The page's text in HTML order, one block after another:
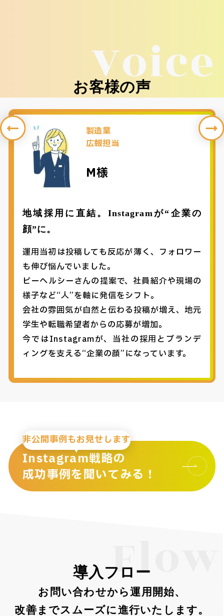
Voice
お客様の声
製造業
広報担当
M様
地域採用に直結。Instagramが“企業の
顔”に。
運用当初は投稿しても反応が薄く、フォロワー
も伸び悩んでいました。
ビーヘルシーさんの提案で、社員紹介や現場の
様子など“人”を軸に発信をシフト。
会社の雰囲気が自然と伝わる投稿が増え、地元
学生や転職希望者からの応募が増加。
今ではInstagramが、当社の採用とブランデ
ィングを支える“企業の顔”になっています。
非公開事例もお見せします
Instagram戦略の
成功事例を聞いてみる！
Flow
導入フロー
お問い合わせから運用開始、
改善までスムーズに進行いたします。